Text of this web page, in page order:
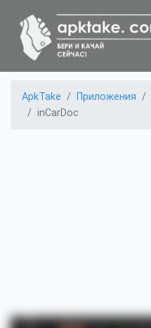
ApkTake Приложения
inCarDoc